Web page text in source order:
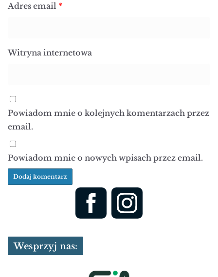
Adres email *
Witryna internetowa
Powiadom mnie o kolejnych komentarzach przez
email.
Powiadom mnie o nowych wpisach przez email.
Wesprzyj nas: